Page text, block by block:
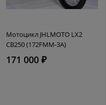
Мотоцикл JHLMOTO LX2
CB250 (172FMM-3A)
171 000 ₽